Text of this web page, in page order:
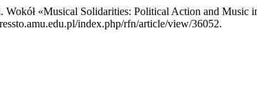
«Musical Solidarities: Political Action and Music
index.php/rfn/article/view/36052.